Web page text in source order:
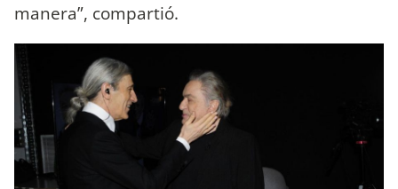
manera”, compartió.